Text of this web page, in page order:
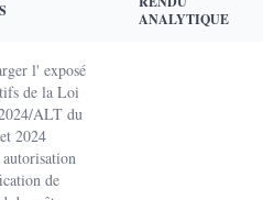
ANALYTIQUE
l' exposé
de la Loi
ALT du
2024
de